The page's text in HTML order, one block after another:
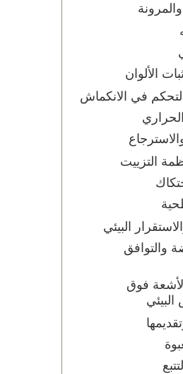
الألوان
في الانكماش
التزييت
البيئي
والتوافق
فوق